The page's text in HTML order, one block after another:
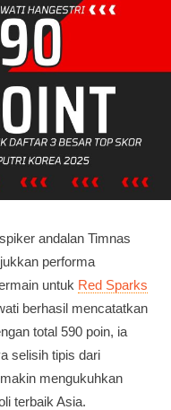
andalan Timnas
performa
untuk Red Sparks
berhasil mencatatkan
total 590 poin, ia
selisih tipis dari
mengukuhkan
terbaik Asia.